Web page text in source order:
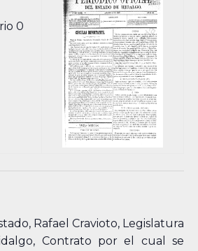
0
Rafael Cravioto, Legislatura
Contrato por el cual se